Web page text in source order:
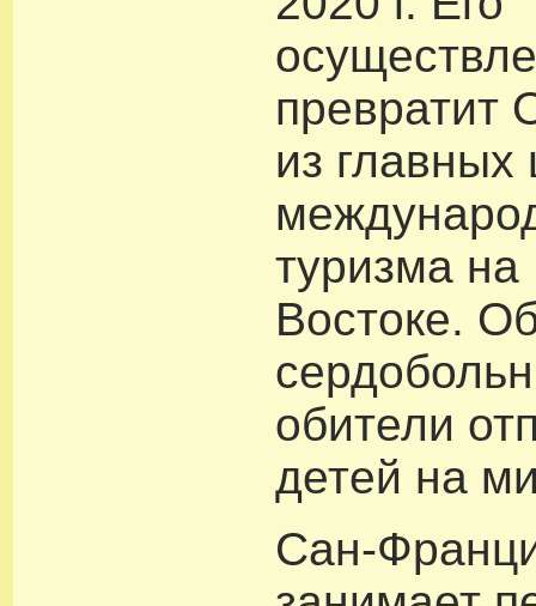
превратит
из главных
туризма
Востоке.
обители
детей на
Сан-